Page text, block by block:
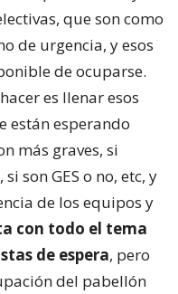
que son como
de urgencia, y esos
de ocuparse.
es llenar esos
están esperando
más graves, si
son GES o no, etc, y
de los equipos y
con todo el tema
de espera, pero
del pabellón